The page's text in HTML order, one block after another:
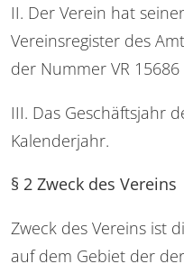
II. Der Verein hat
Vereinsregister des
der Nummer VR
III. Das Geschäftsjahr
Kalenderjahr.
§ 2 Zweck des Vereins
Zweck des Vereins ist
auf dem Gebiet der